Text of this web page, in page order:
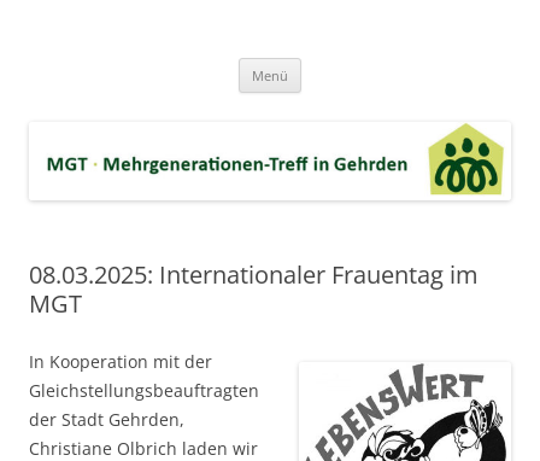
Menü
08.03.2025: Internationaler Frauentag im
MGT
In Kooperation mit der
Gleichstellungsbeauftragten
der Stadt Gehrden,
Christiane Olbrich laden wir